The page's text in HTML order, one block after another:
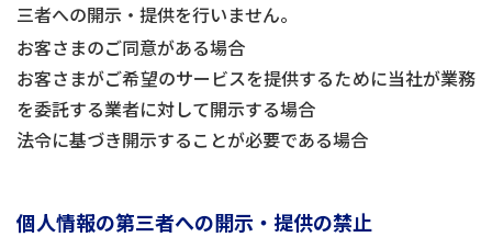
三者への開示・提供を行いません。
お客さまのご同意がある場合
お客さまがご希望のサービスを提供するために当社が業務
を委託する業者に対して開示する場合
法令に基づき開示することが必要である場合
個人情報の第三者への開示・提供の禁止